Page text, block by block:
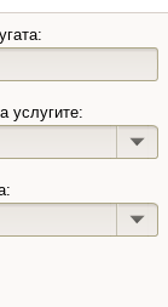
услугите: